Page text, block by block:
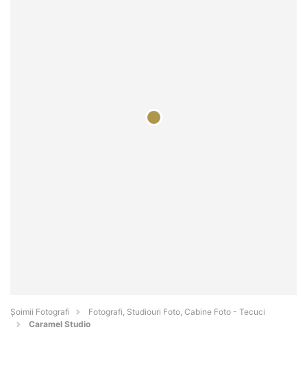
Șoimii Fotografi
Fotografi, Studiouri Foto, Cabine Foto - Tecuci
Caramel Studio